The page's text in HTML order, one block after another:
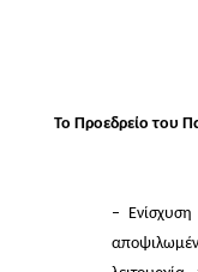
Το Προεδρείο του
–